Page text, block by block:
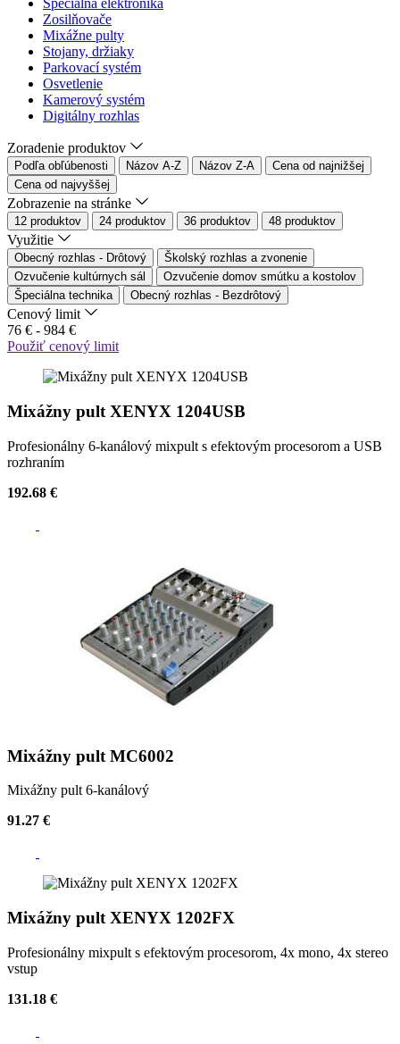
Špeciálna elektronika
Zosilňovače
Mixážne pulty
Stojany, držiaky
Parkovací systém
Osvetlenie
Kamerový systém
Digitálny rozhlas
Zoradenie produktov
Podľa obľúbenosti Názov A-Z Názov Z-A
Cena od najnižšej
Cena od najvyššej
Zobrazenie na stránke
12 produktov 24 produktov 36 produktov 48 produktov
Využitie
Obecný rozhlas - Drôtový
Školský rozhlas a zvonenie
Ozvučenie kultúrnych sál
Ozvučenie domov smútku a kostolov
Špeciálna technika
Obecný rozhlas - Bezdrôtový
Cenový limit
76 € - 984 €
Použiť cenový limit
Mixážny pult XENYX 1204USB
Profesionálny 6-kanálový mixpult s efektovým procesorom a USB
rozhraním
192.68 €
Mixážny pult MC6002
Mixážny pult 6-kanálový
91.27 €
Mixážny pult XENYX 1202FX
Profesionálny mixpult s efektovým procesorom, 4x mono, 4x stereo
vstup
131.18 €